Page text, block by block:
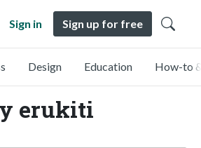
Sign in Sign up for free
Design Education How-to
erukiti